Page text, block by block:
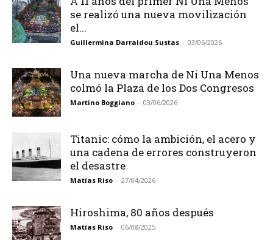
se realizó una nueva movilización
el...
Guillermina Darraidou Sustas - 03/06/2026
Una nueva marcha de Ni Una Menos
colmó la Plaza de los Dos Congresos
Martino Boggiano - 03/06/2026
Titanic: cómo la ambición, el acero y
una cadena de errores construyeron
el desastre
Matías Riso - 27/04/2026
Hiroshima, 80 años después
Matías Riso - 06/08/2025